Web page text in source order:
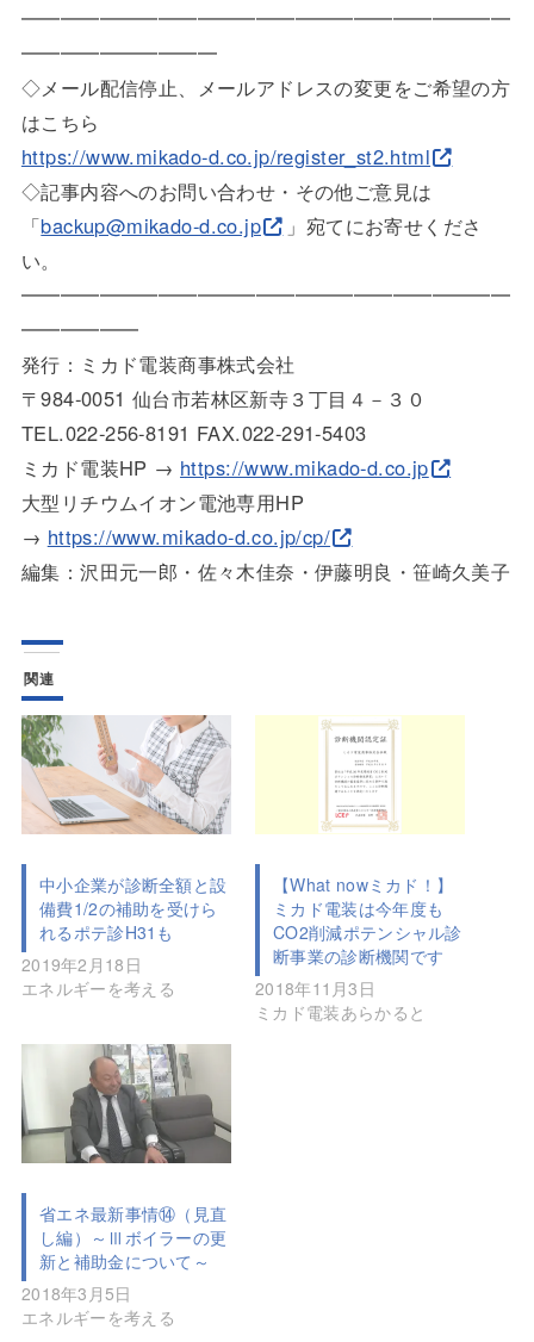
━━━━━━━━━━━━━━━━━━━━━━━━━
━━━━━━━━━━
◇メール配信停止、メールアドレスの変更をご希望の方
はこちら
https://www.mikado-d.co.jp/register_st2.html
◇記事内容へのお問い合わせ・その他ご意見は
「backup@mikado-d.co.jp 」宛てにお寄せく ださ
い。
━━━━━━━━━━━━━━━━━━━━━━━━━
━━━━━━
発行：ミカド電装商事株式会社
〒984-0051 仙台市若林区新寺３丁目４－３０
TEL.022-256-8191 FAX.022-291-5403
ミカド電装HP → https://www.mikado-d.co.jp
大型リチウムイオン電池専用HP
→ https://www.mikado-d.co.jp/cp/
編集：沢田元一郎・佐々木佳奈・伊藤明良・笹崎久美子
関連
中小企業が診断全額と設
備費1/2の補助を受けら
れるポテ診H31も
2019年2月18日
エネルギーを考える
【What nowミカド！】
ミカド電装は今年度も
CO2削減ポテンシャル診
断事業の診断機関です
2018年11月3日
ミカド電装あらかると
省エネ最新事情⑭（見直
し編）～Ⅲボイラーの更
新と補助金について～
2018年3月5日
エネルギーを考える